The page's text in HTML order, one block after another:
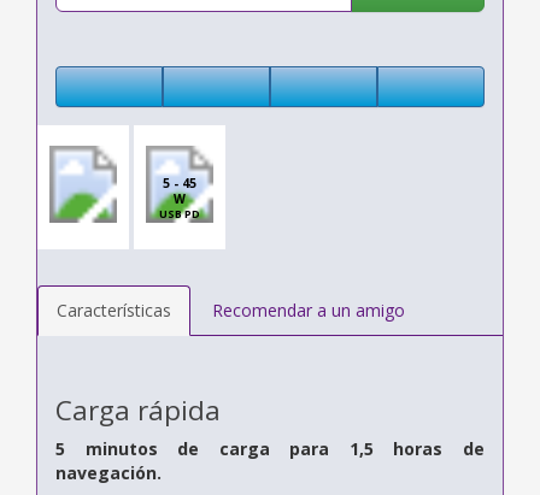
5 - 45
W
USB PD
Características Recomendar a un amigo
Carga rápida
5 minutos de carga para 1,5 horas de
navegación.